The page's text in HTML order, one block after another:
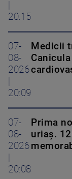
20:15
07-
08-
2026
20:09
Medicii
07-
08-
2026
20:08
Prima
uriaș.